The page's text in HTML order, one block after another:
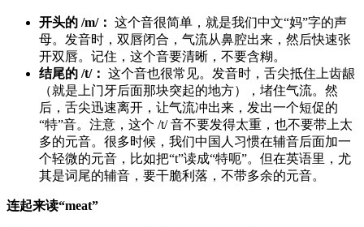
开头的 /m/： 这个音很简单，就是我们中文“妈”字的声
母。发音时，双唇闭合，气流从鼻腔出来，然后快速张
开双唇。记住，这个音要清晰，不要含糊。
结尾的 /t/： 这个音也很常见。发音时，舌尖抵住上齿龈
（就是上门牙后面那块突起的地方），堵住气流。然
后，舌尖迅速离开，让气流冲出来，发出一个短促的
“特”音。注意，这个 /t/ 音不要发得太重，也不要带上太
多的元音。很多时候，我们中国人习惯在辅音后面加一
个轻微的元音，比如把“t”读成“特呃”。但在英语里，尤
其是词尾的辅音，要干脆利落，不带多余的元音。
连起来读“meat”